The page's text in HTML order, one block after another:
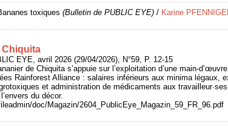
toxiques (Bulletin de PUBLIC EYE) / Karine
Chiquita
EYE, avril 2026 (29/04/2026), N°59, P. 12-15
de Chiquita s’appuie sur l’exploitation d’une main-
Rainforest Alliance : salaires inférieurs aux minima légaux,
et administration de médicaments aux
du décor.
doc/Magazin/2604_PublicEye_Magazin_59_FR_96.pdf